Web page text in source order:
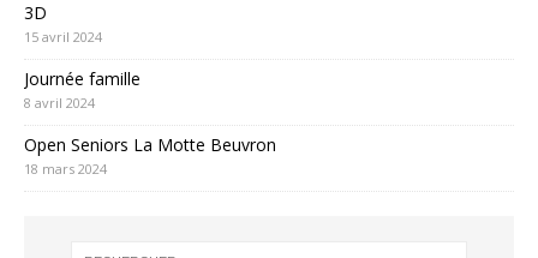
3D
15 avril 2024
Journée famille
8 avril 2024
Open Seniors La Motte Beuvron
18 mars 2024